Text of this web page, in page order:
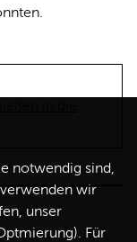
notwendig sind,
wir
unser
Für